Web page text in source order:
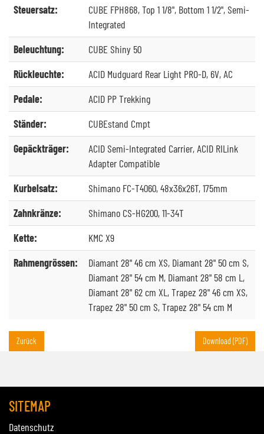
Steuersatz:
CUBE FPH868, Top 1 1/8", Bottom 1 1/2", Semi-
Integrated
Beleuchtung:
CUBE Shiny 50
Rückleuchte:
ACID Mudguard Rear Light PRO-D, 6V, AC
Pedale:
ACID PP Trekking
Ständer:
CUBEstand Cmpt
Gepäckträger:
ACID Semi-Integrated Carrier, ACID RILink
Adapter Compatible
Kurbelsatz:
Shimano FC-T4060, 48x36x26T, 175mm
Zahnkränze:
Shimano CS-HG200, 11-34T
Kette:
KMC X9
Rahmengrössen:
Diamant 28" 46 cm XS, Diamant 28" 50 cm S,
Diamant 28" 54 cm M, Diamant 28" 58 cm L,
Diamant 28" 62 cm XL, Trapez 28" 46 cm XS,
Trapez 28" 50 cm S, Trapez 28" 54 cm M
Zurück Download (PDF)
SITEMAP
Datenschutz